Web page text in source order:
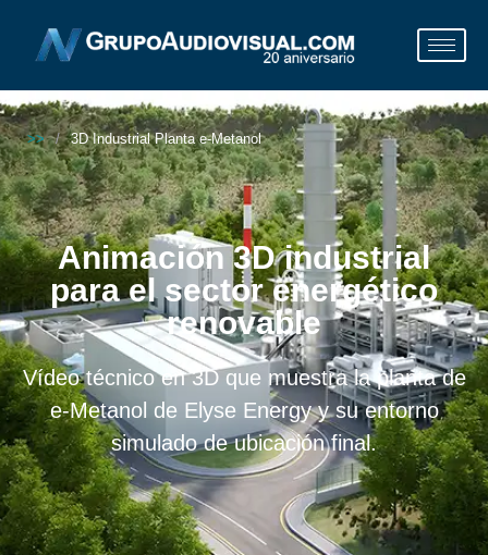
>> / 3D Industrial Planta e-Metanol
Animación 3D industrial
para el sector energético
renovable
Vídeo técnico en 3D que muestra la planta de
e-Metanol de Elyse Energy y su entorno
simulado de ubicación final.